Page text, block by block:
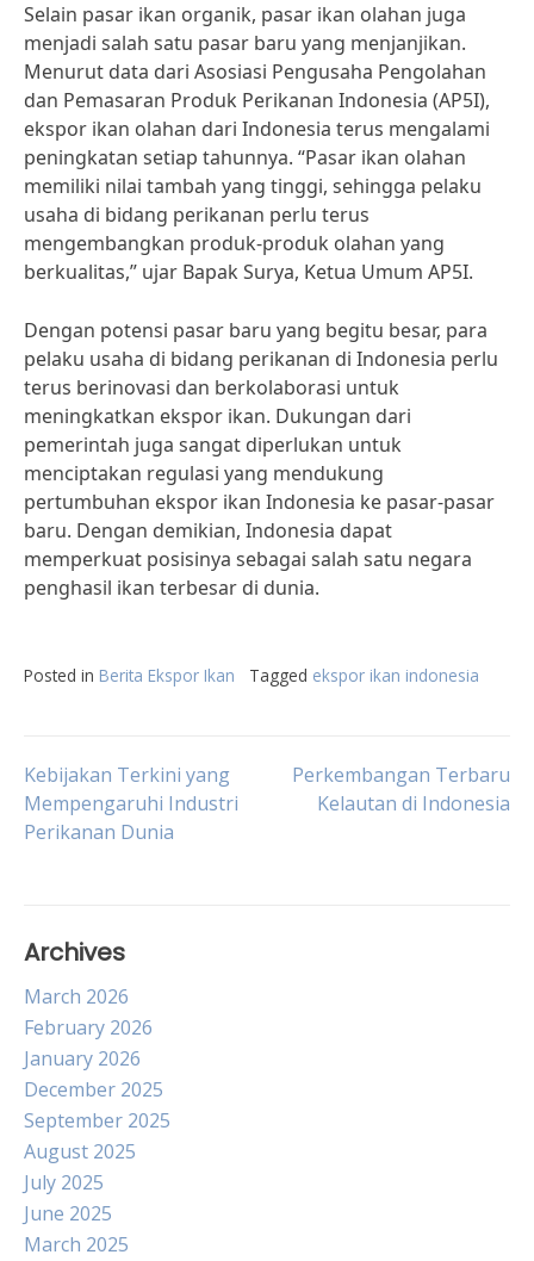
Selain pasar ikan organik, pasar ikan olahan juga
menjadi salah satu pasar baru yang menjanjikan.
Menurut data dari Asosiasi Pengusaha Pengolahan
dan Pemasaran Produk Perikanan Indonesia (AP5I),
ekspor ikan olahan dari Indonesia terus mengalami
peningkatan setiap tahunnya. “Pasar ikan olahan
memiliki nilai tambah yang tinggi, sehingga pelaku
usaha di bidang perikanan perlu terus
mengembangkan produk-produk olahan yang
berkualitas,” ujar Bapak Surya, Ketua Umum AP5I.
Dengan potensi pasar baru yang begitu besar, para
pelaku usaha di bidang perikanan di Indonesia perlu
terus berinovasi dan berkolaborasi untuk
meningkatkan ekspor ikan. Dukungan dari
pemerintah juga sangat diperlukan untuk
menciptakan regulasi yang mendukung
pertumbuhan ekspor ikan Indonesia ke pasar-pasar
baru. Dengan demikian, Indonesia dapat
memperkuat posisinya sebagai salah satu negara
penghasil ikan terbesar di dunia.
Posted in Berita Ekspor Ikan Tagged ekspor ikan indonesia
Post
navigation
Kebijakan Terkini yang
Mempengaruhi Industri
Perikanan Dunia
Perkembangan Terbaru
Kelautan di Indonesia
Archives
March 2026
February 2026
January 2026
December 2025
September 2025
August 2025
July 2025
June 2025
March 2025